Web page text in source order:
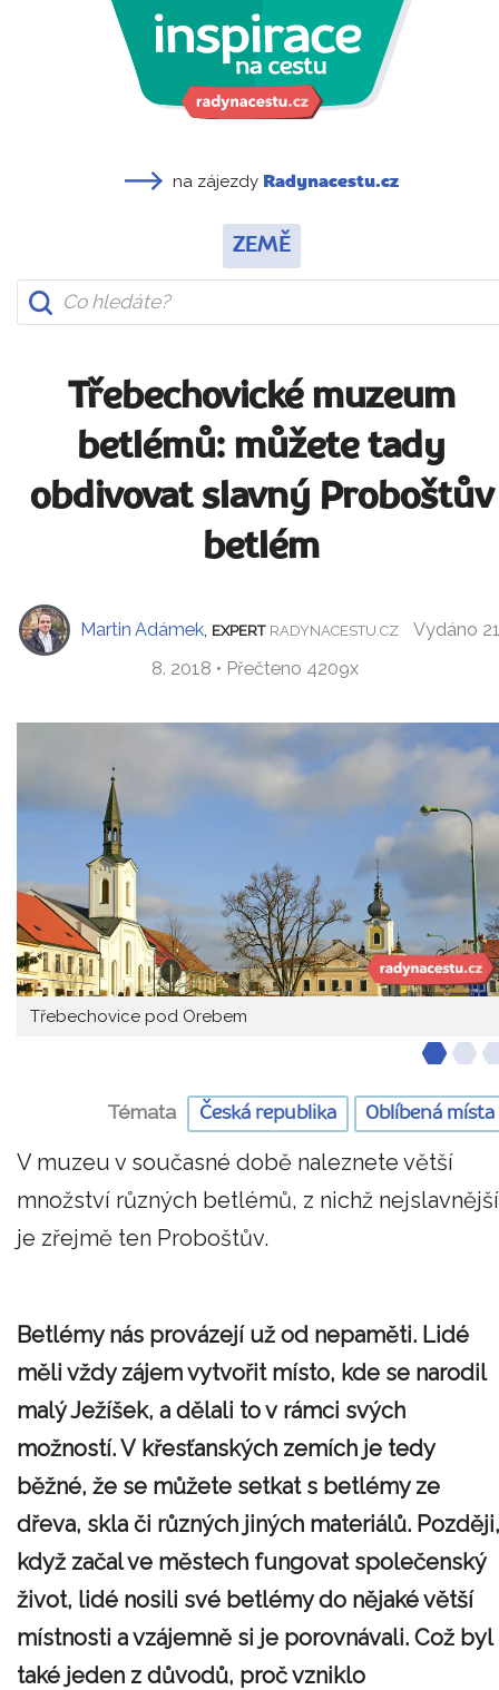
na zájezdy Radynacestu.cz
ZEMĚ
Třebechovické muzeum
betlémů: můžete tady
obdivovat slavný Proboštův
betlém
Martin Adámek EXPERT RADYNACESTU.CZ
Vydáno
8. 2018 • Přečteno 4209x
Třebechovice pod Orebem
Témata Česká republika Oblíbená místa
V muzeu v současné době naleznete větší
množství různých betlémů, z nichž nejslavnější
je zřejmě ten Proboštův.
Betlémy nás provázejí už od nepaměti. Lidé
měli vždy zájem vytvořit místo, kde se narodil
malý Ježíšek, a dělali to v rámci svých
možností. V křesťanských zemích je tedy
běžné, že se můžete setkat s betlémy ze
dřeva, skla či různých jiných materiálů. Později,
když začal ve městech fungovat společenský
život, lidé nosili své betlémy do nějaké větší
místnosti a vzájemně si je porovnávali. Což byl
také jeden z důvodů, proč vzniklo